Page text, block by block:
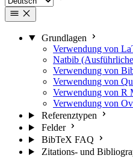
Grundlagen
Verwendung von
Natbib
Verwendung von
Verwendung von
Verwendung von R
Verwendung von
Referenztypen
Felder
BibTeX FAQ
Zitations- und